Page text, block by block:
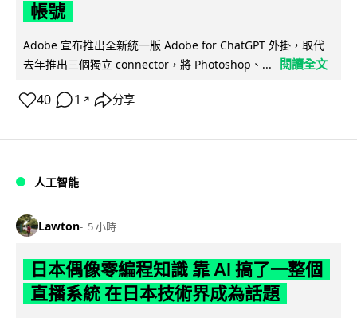
帳號
Adobe 宣布推出全新統一版 Adobe for ChatGPT 外掛，取代
去年推出三個獨立 connector，將 Photoshop、...
閱讀全文
40 1 ↗ 分享
人工智能
Lawton 5 小時
日本偶像零編程知識 靠 AI 搞了一整個
直播系統 在日本技術界成為話題